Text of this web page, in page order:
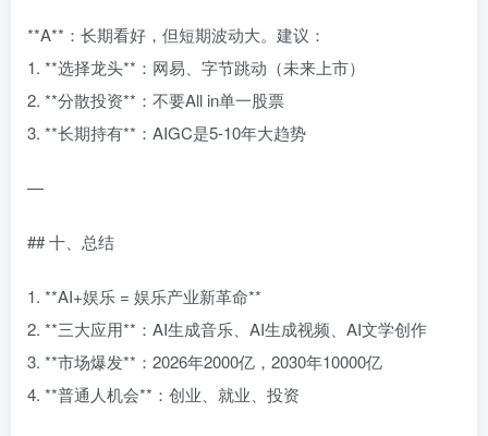
**A**：长期看好，但短期波动大。建议：
1. **选择龙头**：网易、字节跳动（未来上市）
2. **分散投资**：不要All in单一股票
3. **长期持有**：AIGC是5-10年大趋势
—
## 十、总结
1. **AI+娱乐 = 娱乐产业新革命**
2. **三大应用**：AI生成音乐、AI生成视频、AI文学创作
3. **市场爆发**：2026年2000亿，2030年10000亿
4. **普通人机会**：创业、就业、投资